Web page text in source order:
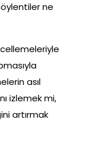
ne
asıl
izlemek mi,
artırmak